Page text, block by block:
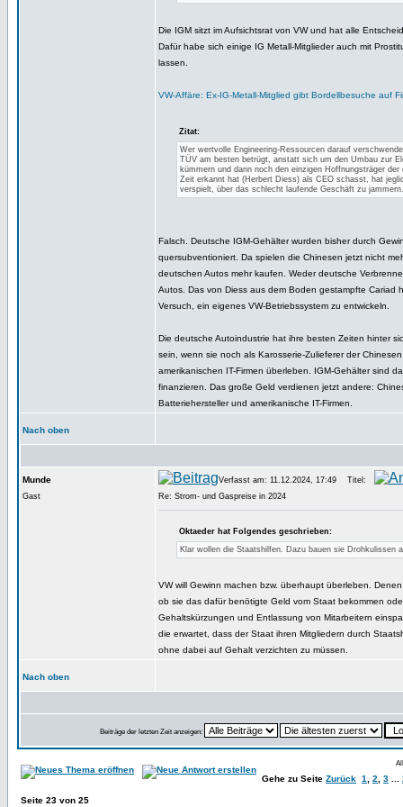
Die IGM sitzt im Aufsichtsrat von VW und hat alle
Dafür habe sich einige IG Metall-Mitglieder auch mit
lassen.
VW-Affäre: Ex-IG-Metall-Mitglied gibt Bordellbesuche auf
Zitat:
Wer wertvolle Engineering-Ressourcen darauf
TÜV am besten betrügt, anstatt sich um den Umbau zur
kümmern und dann noch den einzigen Hoffnungsträger der
Zeit erkannt hat (Herbert Diess) als CEO schasst, hat
verspielt, über das schlecht laufende Geschäft zu jammern.
Falsch. Deutsche IGM-Gehälter wurden bisher durch
quersubventioniert. Da spielen die Chinesen jetzt nicht
deutschen Autos mehr kaufen. Weder deutsche
Autos. Das von Diess aus dem Boden gestampfte Cariad
Versuch, ein eigenes VW-Betriebssystem zu entwickeln.
Die deutsche Autoindustrie hat ihre besten Zeiten hinter
sein, wenn sie noch als Karosserie-Zulieferer der
amerikanischen IT-Firmen überleben. IGM-Gehälter sind
finanzieren. Das große Geld verdienen jetzt andere:
Batteriehersteller und amerikanische IT-Firmen.
Nach oben
Munde
Gast
Verfasst am: 11.12.2024, 17:49
Titel:
Re: Strom- und Gaspreise in 2024
Oktaeder hat Folgendes geschrieben:
Klar wollen die Staatshilfen. Dazu bauen sie Drohkulissen
VW will Gewinn machen bzw. überhaupt überleben.
ob sie das dafür benötigte Geld vom Staat bekommen
Gehaltskürzungen und Entlassung von Mitarbeitern
die erwartet, dass der Staat ihren Mitgliedern durch
ohne dabei auf Gehalt verzichten zu müssen.
Nach oben
Beiträge der letzten Zeit anzeigen:
Gehe zu Seite Zurück 1 2 3
Seite 23 von 25